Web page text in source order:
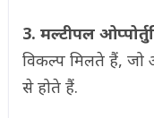
3. मल्टीपल
विकल्प मिलते हैं,
से होते हैं.